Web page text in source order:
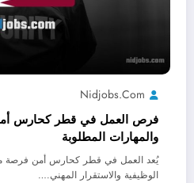
Nidjobs.com
فرص العمل في قطر كحارس
والمهارات المطلوبة
يُعد العمل في قطر كحارس أمن فرصة
الوظيفية والاستقرار المهني.…